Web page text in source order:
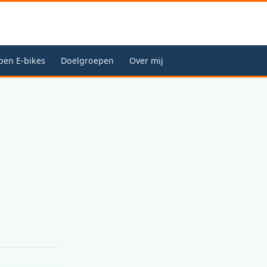
E-bikes Doelgroepen Over mij